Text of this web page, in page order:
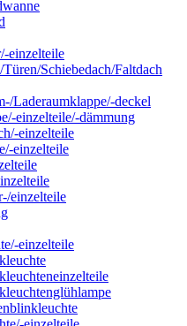
einzelteile
Schiebedach/Faltdach
Laderaumklappe/-deckel
einzelteile/-dämmung
einzelteile
einzelteile
einzelteile
einzelteile